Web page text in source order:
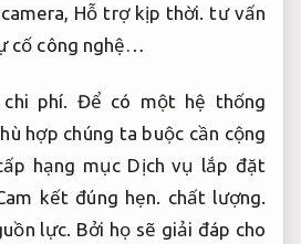
Hỗ trợ kịp thời. tư vấn
cố công nghệ…
phí.
Để có một hệ thống
hợp chúng ta buộc cần cộng
hạng mục Dịch vụ lắp đặt
kết đúng hẹn.
chất lượng.
lực. Bởi họ sẽ giải đáp cho